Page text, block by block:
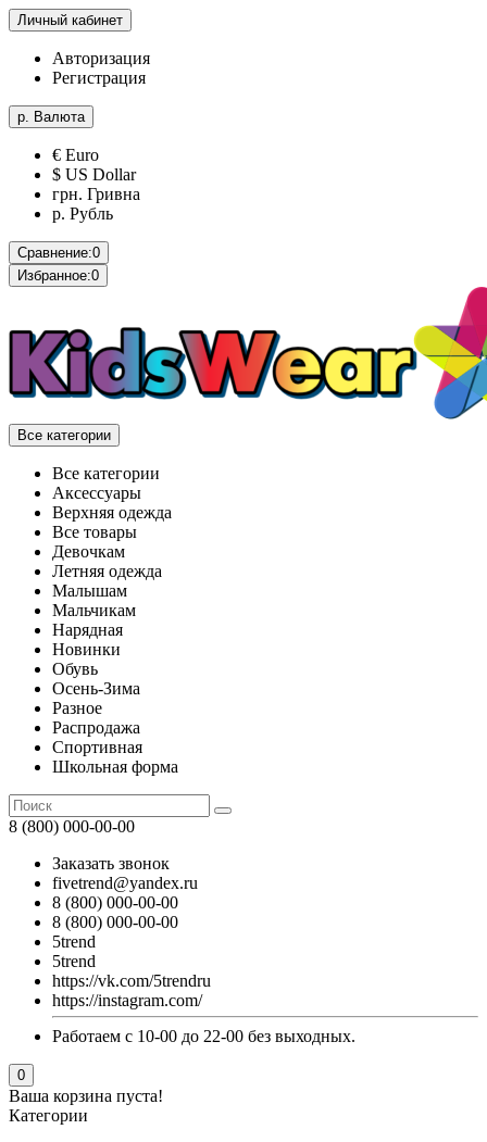
Личный кабинет
Авторизация
Регистрация
р. Валюта
€ Euro
$ US Dollar
грн. Гривна
р. Рубль
Сравнение:0
Избранное:0
Все категории
Все категории
Аксессуары
Верхняя одежда
Все товары
Девочкам
Летняя одежда
Малышам
Мальчикам
Нарядная
Новинки
Обувь
Осень-Зима
Разное
Распродажа
Спортивная
Школьная форма
8 (800) 000-00-00
Заказать звонок
fivetrend@yandex.ru
8 (800) 000-00-00
8 (800) 000-00-00
5trend
5trend
https://vk.com/5trendru
https://instagram.com/
Работаем с 10-00 до 22-00 без выходных.
0
Ваша корзина пуста!
Категории